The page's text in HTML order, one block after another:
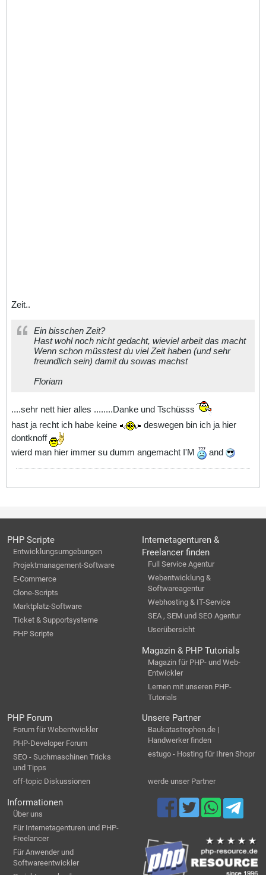
Zeit..
Ein bisschen Zeit?
Hast wohl noch nicht gedacht, wieviel arbeit das macht
Wenn schon müsstest du viel Zeit haben (und sehr
freundlich sein) damit du sowas machst
Floriam
....sehr nett hier alles ........Danke und Tschüsss
hast ja recht ich habe keine
deswegen bin ich ja hier
dontknoff
wierd man hier immer su dumm angemacht I'M
and
PHP Scripte
Entwicklungsumgebungen
Projektmanagement-Software
E-Commerce
Clone-Scripts
Marktplatz-Software
Ticket & Supportsysteme
PHP Scripte
Internetagenturen &
Freelancer finden
Full Service Agentur
Webentwicklung &
Softwareagentur
Webhosting & IT-Service
SEA , SEM und SEO Agentur
Userübersicht
Magazin & PHP Tutorials
Magazin für PHP- und Web-
Entwickler
Lernen mit unseren PHP-
Tutorials
PHP Forum
Forum für Webentwickler
PHP-Developer Forum
SEO - Suchmaschinen Tricks
und Tipps
off-topic Diskussionen
Unsere Partner
Baukatastrophen.de |
Handwerker finden
estugo - Hosting für Ihren Shopr
werde unser Partner
Informationen
Über uns
Für Internetagenturen und PHP-
Freelancer
Für Anwender und
Softwareentwickler